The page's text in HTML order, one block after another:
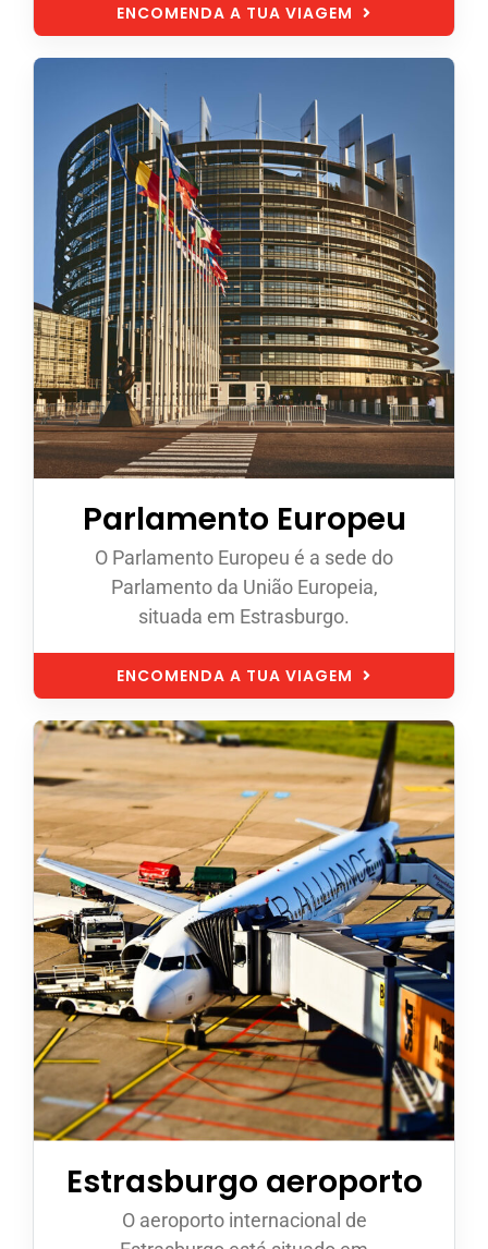
ENCOMENDA A TUA VIAGEM
Parlamento Europeu
O Parlamento Europeu é a sede do
Parlamento da União Europeia,
situada em Estrasburgo.
ENCOMENDA A TUA VIAGEM
Estrasburgo aeroporto
O aeroporto internacional de